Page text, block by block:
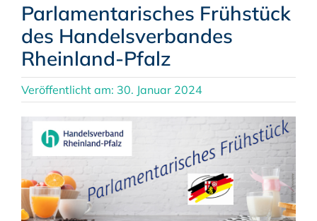
Parlamentarisches Frühstück
des Handelsverbandes
Rheinland-Pfalz
Veröffentlicht am: 30. Januar 2024